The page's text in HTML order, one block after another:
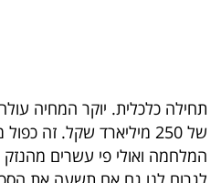
40
UNDER
40
תחילה כלכלית. יוקר המחיה
של 250 מיליארד שקל. זה
המלחמה ואולי פי עשרים מהנזק